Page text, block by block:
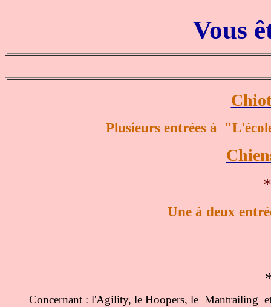
Vous
Plusieurs entrées à
Une à deux
Concernant : l'Agility, le Hoopers, le Mantrailing